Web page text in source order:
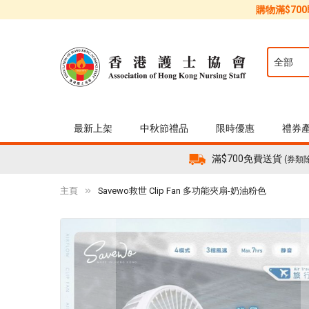
購物滿
最新上架 中秋節禮品 限時優惠 禮券
滿$700免費送貨 (券類
主頁 Savewo救世 Clip Fan 多功能夾扇-奶油粉色
to
the
of